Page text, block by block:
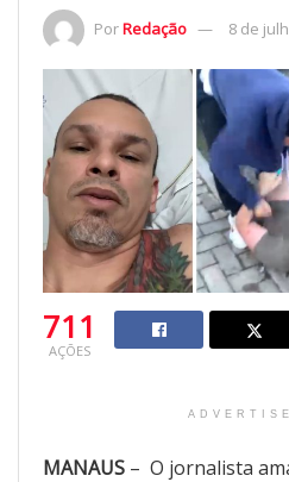
PorRedação 8 de
711
AÇÕES
MANAUS – O jornalista